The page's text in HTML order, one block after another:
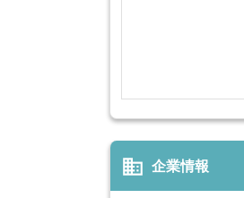
business 企業情報